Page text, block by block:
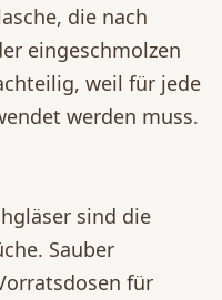
die nach
eingeschmolzen
weil für jede
werden muss.
sind die
Sauber
für